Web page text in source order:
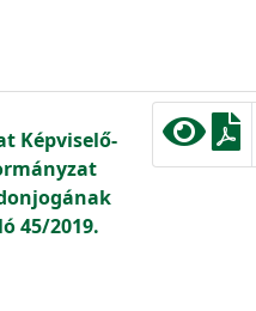
Képviselő-
45/2019.